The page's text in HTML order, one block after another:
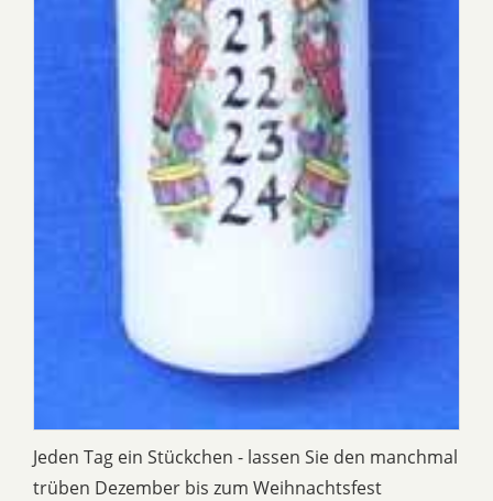
Jeden Tag ein Stückchen - lassen Sie den manchmal
trüben Dezember bis zum Weihnachtsfest